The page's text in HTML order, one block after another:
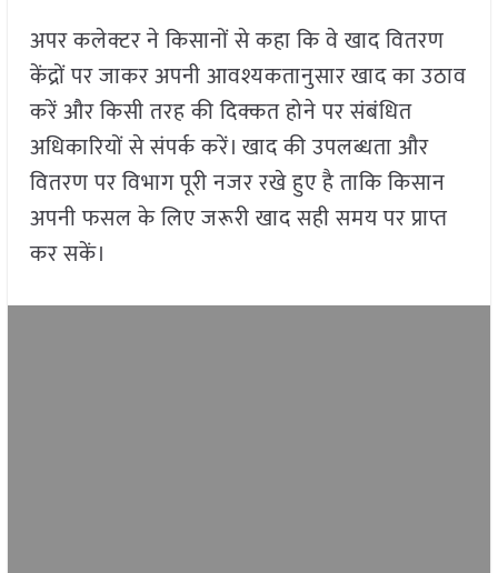
अपर कलेक्टर ने किसानों से कहा कि वे खाद वितरण
केंद्रों पर जाकर अपनी आवश्यकतानुसार खाद का उठाव
करें और किसी तरह की दिक्कत होने पर संबंधित
अधिकारियों से संपर्क करें। खाद की उपलब्धता और
वितरण पर विभाग पूरी नजर रखे हुए है ताकि किसान
अपनी फसल के लिए जरूरी खाद सही समय पर प्राप्त
कर सकें।